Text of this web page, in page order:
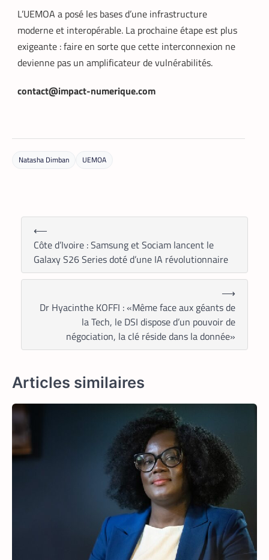
L’UEMOA a posé les bases d’une infrastructure
moderne et interopérable.​ La prochaine étape est plus
exigeante : faire en sorte que cette interconnexion ne
devienne pas un amplificateur de vulnérabilités.
contact@impact-numerique.com
Natasha Dimban UEMOA
⟵
Côte d’Ivoire : Samsung et Sociam lancent le
Galaxy S26 Series doté d’une IA révolutionnaire
Dr Hyacinthe KOFFI : «Même face aux géants de
la Tech, le DSI dispose d’un pouvoir de
négociation, la clé réside dans la donnée»
⟶
Articles similaires
abat deux cartes maîtresses pour
Armel Djoba 22 mai 2026
En associant l’interopérabilité de PayPal
World au stablecoin PYUSD, PayPal
grâce à des transactions
transfrontalières plus rapides, stables et
économiques.
DATACENTER
TECH MONDE